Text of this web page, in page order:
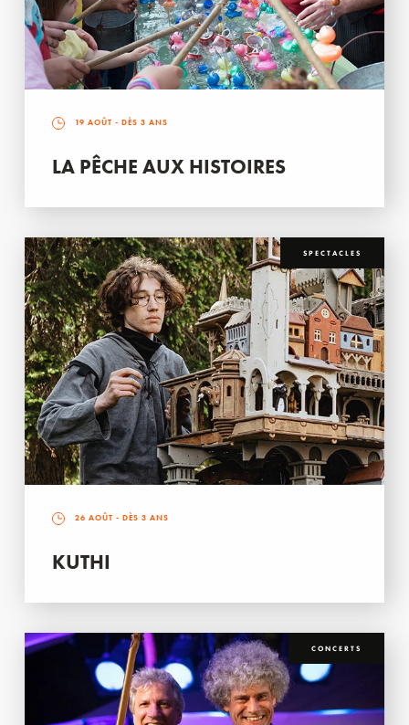
19 AOÛT - DÈS 3 ANS
LA PÊCHE AUX HISTOIRES
SPECTACLES
26 AOÛT - DÈS 3 ANS
KUTHI
CONCERTS